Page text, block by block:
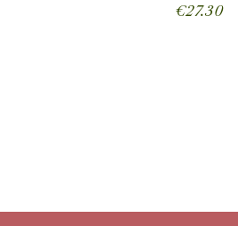
€27.30